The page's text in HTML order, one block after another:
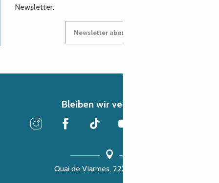
Newsletter.
Newsletter abonnieren
Bleiben wir verbunden
Quai de Viarmes, 22300 Lannion